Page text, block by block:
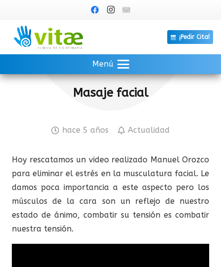
¡Pedir Cita!
Menú
Masaje facial
hace 5 años Actualidad
Hoy rescatamos un video realizado Manuel Orozco
para eliminar el estrés en la musculatura facial. Le
damos poca importancia a este aspecto pero los
músculos de la cara son un reflejo de nuestro
estado de ánimo, combatir su tensión es combatir
nuestra tensión.